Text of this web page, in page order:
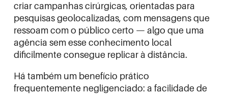
criar campanhas cirúrgicas, orientadas para
pesquisas geolocalizadas, com mensagens que
ressoam com o público certo — algo que uma
agência sem esse conhecimento local
dificilmente consegue replicar à distância.
Há também um benefício prático
frequentemente negligenciado: a facilidade de